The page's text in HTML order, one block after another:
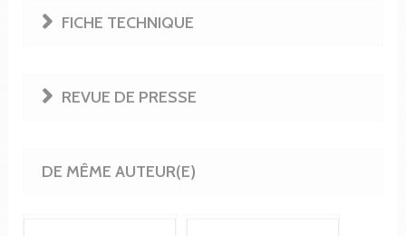
FICHE TECHNIQUE
REVUE DE PRESSE
DE MÊME AUTEUR(E)